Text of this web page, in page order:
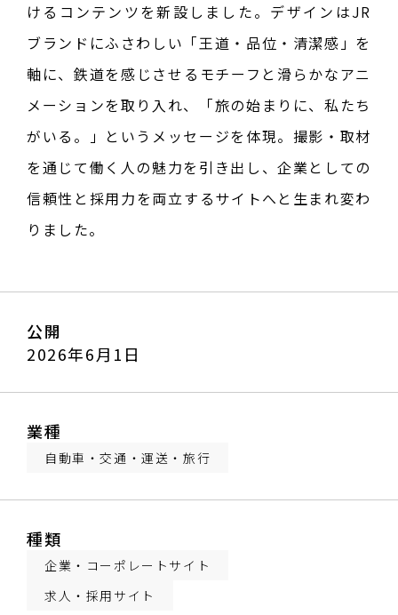
けるコンテンツを新設しました。デザインはJR
ブランドにふさわしい「王道・品位・清潔感」を
軸に、鉄道を感じさせるモチーフと滑らかなアニ
メーションを取り入れ、「旅の始まりに、私たち
がいる。」というメッセージを体現。撮影・取材
を通じて働く人の魅力を引き出し、企業としての
信頼性と採用力を両立するサイトへと生まれ変わ
りました。
公開
2026年6月1日
業種
自動車・交通・運送・旅行
種類
企業・コーポレートサイト
求人・採用サイト